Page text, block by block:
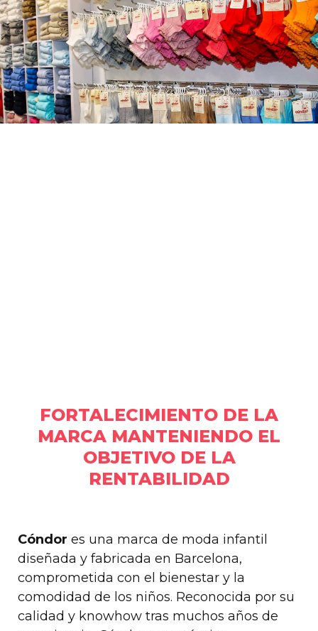
FORTALECIMIENTO DE LA
MARCA MANTENIENDO EL
OBJETIVO DE LA
RENTABILIDAD
Cóndor es una marca de moda infantil
diseñada y fabricada en Barcelona,
comprometida con el bienestar y la
comodidad de los niños. Reconocida por su
calidad y knowhow tras muchos años de